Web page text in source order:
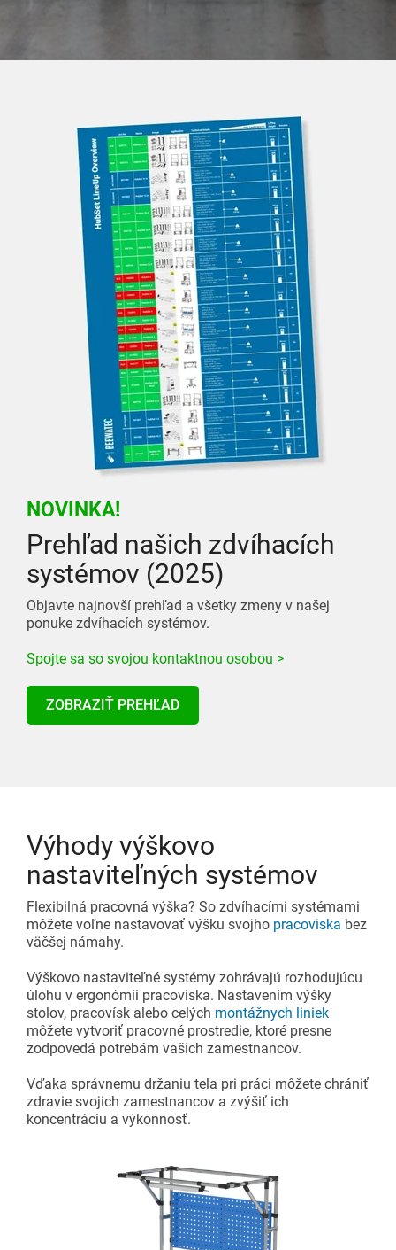
Montážne linky
Tabule a nástenky
Stanica FIFO
PREHĽAD
NOVINKA!
Prehľad našich zdvíhacích
systémov (2025)
Objavte najnovší prehľad a všetky zmeny v našej
ponuke zdvíhacích systémov.
Spojte sa so svojou kontaktnou osobou >
ZOBRAZIŤ PREHĽAD
Výhody výškovo
nastaviteľných systémov
Flexibilná pracovná výška? So zdvíhacími systémami
môžete voľne nastavovať výšku svojho pracoviska bez
väčšej námahy.
Výškovo nastaviteľné systémy zohrávajú rozhodujúcu
úlohu v ergonómii pracoviska. Nastavením výšky
stolov, pracovísk alebo celých montážnych liniek
môžete vytvoriť pracovné prostredie, ktoré presne
zodpovedá potrebám vašich zamestnancov.
Vďaka správnemu držaniu tela pri práci môžete chrániť
zdravie svojich zamestnancov a zvýšiť ich
koncentráciu a výkonnosť.